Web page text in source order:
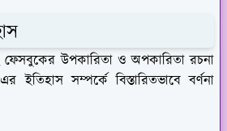
উপকারিতা ও অপকারিতা রচনা
সম্পর্কে বিস্তারিতভাবে বর্ণনা